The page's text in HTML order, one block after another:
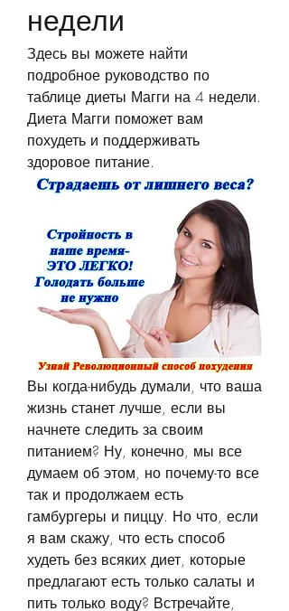
недели
Здесь вы можете найти
подробное руководство по
таблице диеты Магги на 4 недели.
Диета Магги поможет вам
похудеть и поддерживать
здоровое питание.
Вы когда-нибудь думали, что ваша
жизнь станет лучше, если вы
начнете следить за своим
питанием? Ну, конечно, мы все
думаем об этом, но почему-то все
так и продолжаем есть
гамбургеры и пиццу. Но что, если
я вам скажу, что есть способ
худеть без всяких диет, которые
предлагают есть только салаты и
пить только воду? Встречайте,